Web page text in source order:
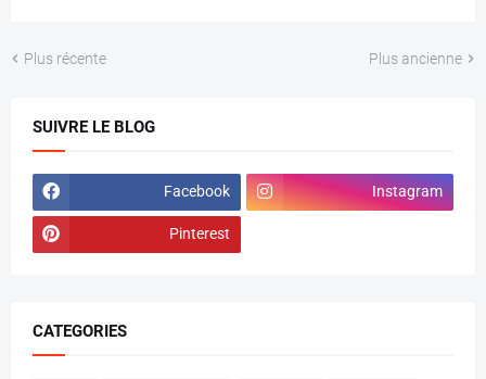
Plus récente Plus ancienne
SUIVRE LE BLOG
Facebook Instagram
Pinterest
CATEGORIES